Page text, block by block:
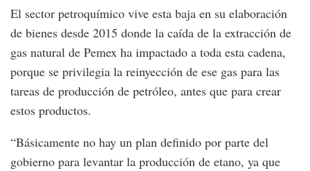
El sector petroquímico vive esta baja en su elaboración
de bienes desde 2015 donde la caída de la extracción de
gas natural de Pemex ha impactado a toda esta cadena,
porque se privilegia la reinyección de ese gas para las
tareas de producción de petróleo, antes que para crear
estos productos.
“Básicamente no hay un plan definido por parte del
gobierno para levantar la producción de etano, ya que